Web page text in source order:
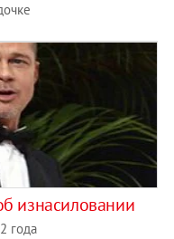
изнасиловании
года